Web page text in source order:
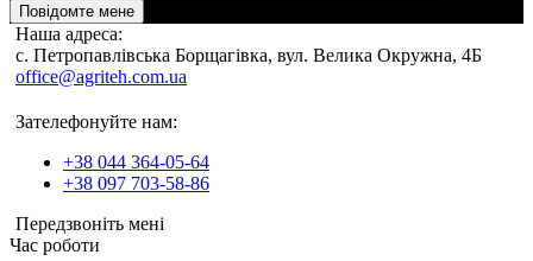
Повідомте мене
Наша адреса:
c. Петропавлівська Борщагівка, вул. Велика Окружна, 4Б
office@agriteh.com.ua
Зателефонуйте нам:
+38 044 364-05-64
+38 097 703-58-86
Передзвоніть мені
Час роботи